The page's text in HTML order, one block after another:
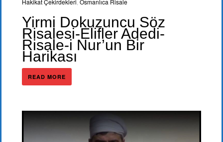
Yirmi Dokuzuncu Söz
Risalesi-Elifler Adedi-
Risale-i Nur’un Bir
Harikası
READ MORE